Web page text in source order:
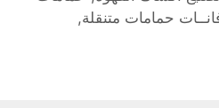
حمامات متنقلة,